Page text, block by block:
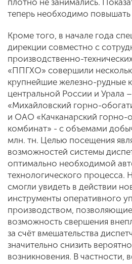
плотно не занимались.
теперь необходимо повышать
Кроме того, в начале года
дирекции совместно с
производственно-
«ППГХО» совершили
крупнейшие железно-рудные
центральной России и Урала
«Михайловский горно-
и ОАО «Качканарский горно-
комбинат» - с объемами
млн. тн. Целью посещения
возможностей системы
оптимально необходимой
технологического процесса.
смогли увидеть в действии
инструменты оперативного
производством,
возможность свершения
за счёт вмешательства
значительно снизить
возникновения. В частности,